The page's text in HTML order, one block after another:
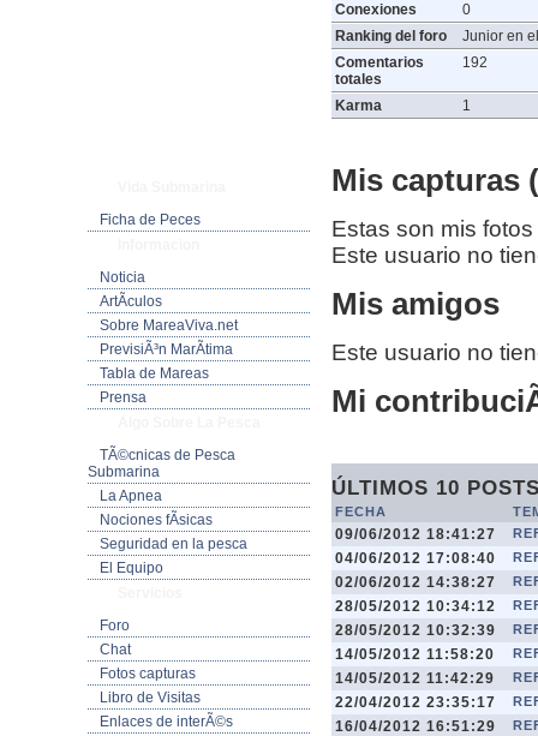
Ficha de Peces
Noticia
ArtÃ­culos
Sobre MareaViva.net
PrevisiÃ³n MarÃ­tima
Tabla de Mareas
Prensa
TÃ©cnicas de Pesca
Submarina
La Apnea
Nociones fÃ­sicas
Seguridad en la pesca
El Equipo
Foro
Chat
Fotos capturas
Libro de Visitas
Enlaces de interÃ©s
Conexiones
0
Ranking del foro
Junior en
Comentarios
totales
192
Karma 1
Mis capturas
Estas son mis
Este usuario no
Mis amigos
Este usuario no
Mi
ÚLTIMOS 10
FECHA
09/06/2012 18:41:27
04/06/2012 17:08:40
02/06/2012 14:38:27
28/05/2012 10:34:12
28/05/2012 10:32:39
14/05/2012 11:58:20
14/05/2012 11:42:29
22/04/2012 23:35:17
16/04/2012 16:51:29